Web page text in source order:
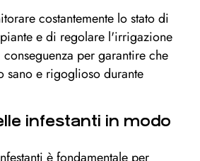
costantemente lo stato di
e di regolare l'irrigazione
per garantire che
sano e rigoglioso durante
infestanti in modo